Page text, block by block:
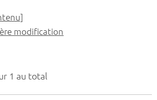
1 au total
modification